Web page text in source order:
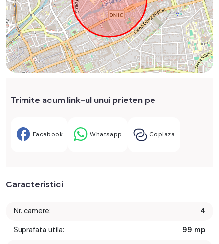
Trimite acum link-ul unui prieten pe
Facebook Whatsapp Copiaza
Caracteristici
Nr. camere: 4
Suprafata utila: 99 mp